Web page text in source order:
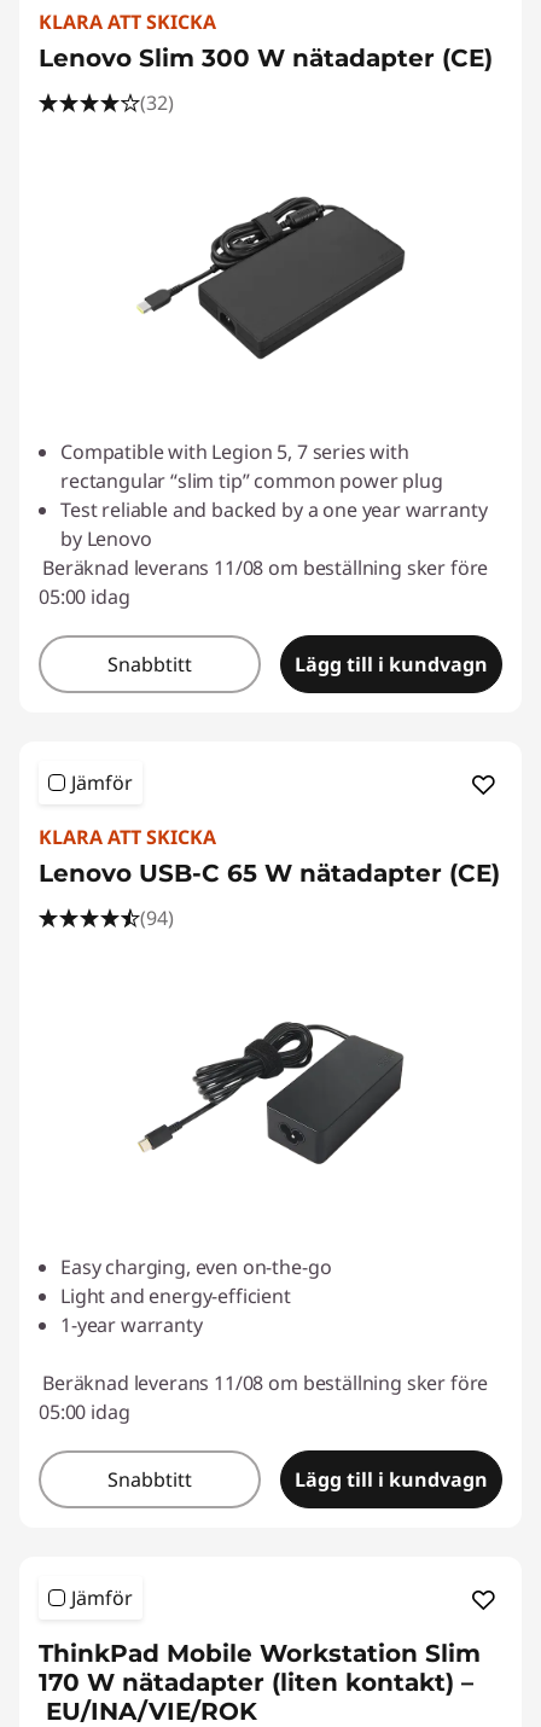
KLARA ATT SKICKA
Lenovo Slim 300 W nätadapter (CE)
(32)
Compatible with Legion 5, 7 series with
rectangular “slim tip” common power plug
Test reliable and backed by a one year warranty
by Lenovo
Beräknad leverans 11/08 om beställning sker före
05:00 idag
Snabbtitt Lägg till i kundvagn
Jämför
KLARA ATT SKICKA
Lenovo USB-C 65 W nätadapter (CE)
(94)
Easy charging, even on-the-go
Light and energy-efficient
1-year warranty
Beräknad leverans 11/08 om beställning sker före
05:00 idag
Snabbtitt Lägg till i kundvagn
Jämför
ThinkPad Mobile Workstation Slim
170 W nätadapter (liten kontakt) –
EU/INA/VIE/ROK